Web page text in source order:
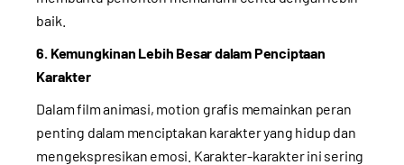
baik.
6. Kemungkinan Lebih Besar dalam Penciptaan
Karakter
Dalam film animasi, motion grafis memainkan peran
penting dalam menciptakan karakter yang hidup dan
mengekspresikan emosi. Karakter-karakter ini sering